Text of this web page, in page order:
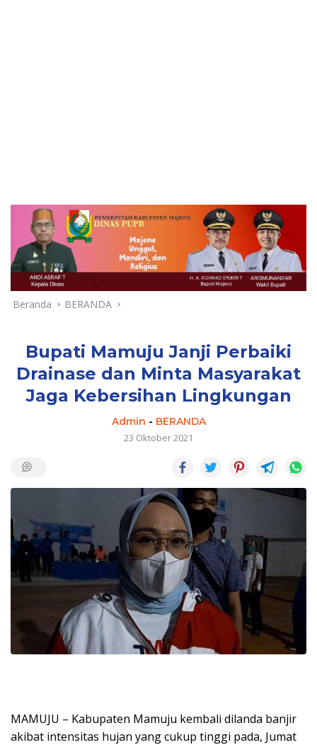
Beranda BERANDA
Bupati Mamuju Janji Perbaiki
Drainase dan Minta Masyarakat
Jaga Kebersihan Lingkungan
Admin - BERANDA
23 Oktober 2021
MAMUJU – Kabupaten Mamuju kembali dilanda banjir
akibat intensitas hujan yang cukup tinggi pada, Jumat